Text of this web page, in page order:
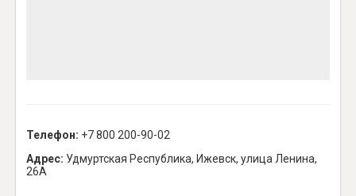
Телефон: +7 800 200-90-02
Адрес: Удмуртская Республика, Ижевск, улица Ленина,
26А